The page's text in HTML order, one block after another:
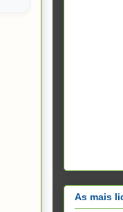
As mais